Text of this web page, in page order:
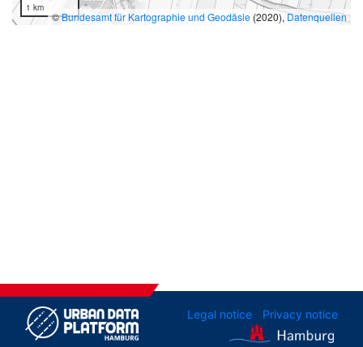
1 km
©Bundesamt für Kartographie und Geodäsie (2020),Datenquellen
Legal notice Privacy notice